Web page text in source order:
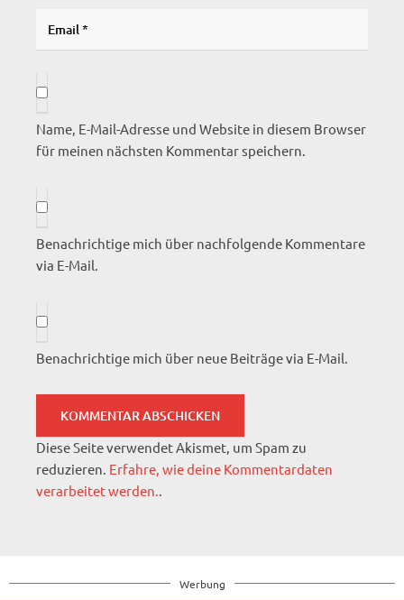
Name, E-Mail-Adresse und Website in diesem Browser
für meinen nächsten Kommentar speichern.
Benachrichtige mich über nachfolgende Kommentare
via E-Mail.
Benachrichtige mich über neue Beiträge via E-Mail.
Diese Seite verwendet Akismet, um Spam zu
reduzieren. Erfahre, wie deine Kommentardaten
verarbeitet werden.
Werbung